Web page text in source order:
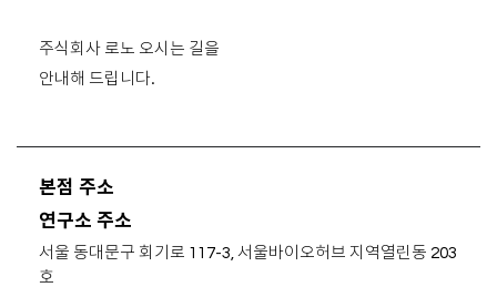
주식회사 로노 오시는 길을
안내해 드립니다.
본점 주소
연구소 주소
서울 동대문구 회기로 117-3, 서울바이오허브 지역열린동 203
호